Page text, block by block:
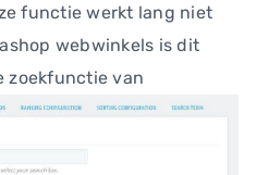
functie werkt lang niet
webwinkels is dit
zoekfunctie van